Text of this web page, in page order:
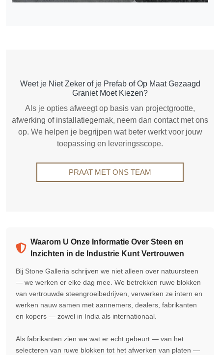
Weet je Niet Zeker of je Prefab of Op Maat Gezaagd
Graniet Moet Kiezen?
Als je opties afweegt op basis van projectgrootte,
afwerking of installatiegemak, neem dan contact met ons
op. We helpen je begrijpen wat beter werkt voor jouw
toepassing en leveringsscope.
PRAAT MET ONS TEAM
Waarom U Onze Informatie Over Steen en
Inzichten in de Industrie Kunt Vertrouwen
Bij Stone Galleria schrijven we niet alleen over natuursteen
— we werken er elke dag mee. We betrekken ruwe blokken
van vertrouwde steengroeibedrijven, verwerken ze intern en
werken nauw samen met aannemers, dealers, fabrikanten
en kopers — zowel in India als internationaal.
Als fabrikanten zien we wat er echt gebeurt — van het
selecteren van ruwe blokken tot het afwerken van platen —